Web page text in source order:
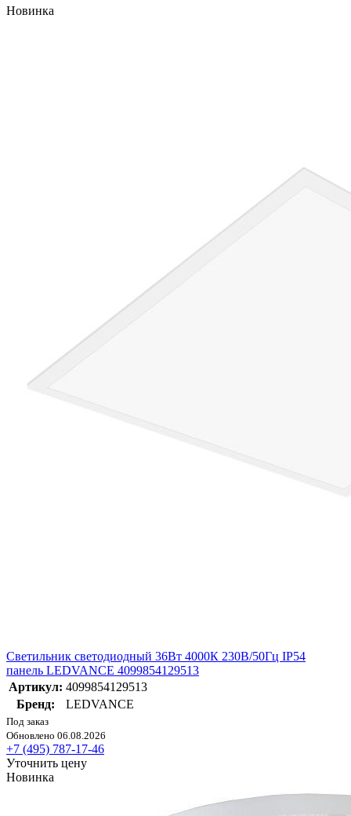
Новинка
Светильник светодиодный 36Вт 4000К 230В/50Гц IP54
панель LEDVANCE 4099854129513
Артикул: 4099854129513
Бренд:
LEDVANCE
Под заказ
Обновлено 06.08.2026
+7 (495) 787-17-46
Уточнить цену
Новинка